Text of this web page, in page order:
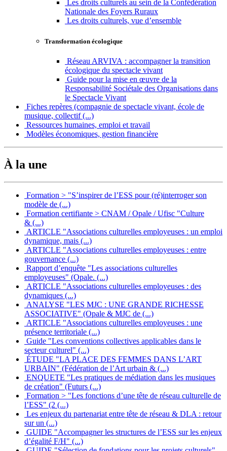
Les droits culturels au sein de la Confédération
Nationale des Foyers Ruraux
Les droits culturels, vue d’ensemble
Transformation écologique
Réseau ARVIVA : accompagner la transition
écologique du spectacle vivant
Guide pour la mise en œuvre de la
Responsabilité Sociétale des Organisations dans
le Spectacle Vivant
Fiches repères (compagnie de spectacle vivant, école de
musique, collectif (...)
Ressources humaines, emploi et travail
Modèles économiques, gestion financière
À la une
Formation > "S’inspirer de l’ESS pour (ré)interroger son
modèle de (...)
Formation certifiante > CNAM / Opale / Ufisc "Culture
& (...)
ARTICLE "Associations culturelles employeuses : un emploi
dynamique, mais (...)
ARTICLE "Associations culturelles employeuses : entre
gouvernance (...)
Rapport d’enquête "Les associations culturelles
employeuses" (Opale. (...)
ARTICLE "Associations culturelles employeuses : des
dynamiques (...)
ANALYSE "LES MJC : UNE GRANDE RICHESSE
ASSOCIATIVE" (Opale & MJC de (...)
ARTICLE "Associations culturelles employeuses : une
présence territoriale (...)
Guide "Les conventions collectives applicables dans le
secteur culturel" (...)
ÉTUDE "LA PLACE DES FEMMES DANS L’ART
URBAIN" (Fédération de l’Art urbain & (...)
ENQUETE "Les pratiques de médiation dans les musiques
de création" (Futurs (...)
Formation > "Les fonctions d’une tête de réseau culturelle de
l’ESS" (2 (...)
Les enjeux du partenariat entre tête de réseau & DLA : retour
sur un (...)
GUIDE "Accompagner les structures de l’ESS sur les enjeux
d’égalité F/H" (...)